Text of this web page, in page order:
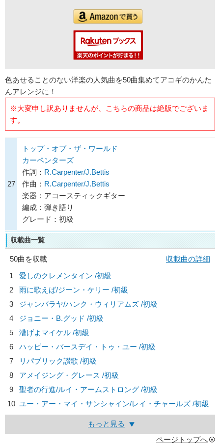
色あせることのない洋楽の人気曲を50曲集めてアコギのかんた
んアレンジに！
※大変申し訳ありませんが、こちらの商品は絶版でございま
す。
27
トップ・オブ・ザ・ワールド
カーペンターズ
作詞： R.Carpenter/J.Bettis
作曲： R.Carpenter/J.Bettis
楽器：アコースティックギター
編成：弾き語り
グレード：初級
収載曲一覧
50曲を収載
収載曲の詳細
1
愛しのクレメンタイン /初級
2
雨に歌えば/ジーン・ケリー /初級
3
ジャンバラヤ/ハンク・ウィリアムズ /初級
4
ジョニー・B.グッド /初級
5
漕げよマイケル /初級
6
ハッピー・バースデイ・トゥ・ユー /初級
7
リパブリック讃歌 /初級
8
アメイジング・グレース /初級
9
聖者の行進/ルイ・アームストロング /初級
10 ユー・アー・マイ・サンシャイン/レイ・チャールズ /初級
もっと見る
ページトップへ